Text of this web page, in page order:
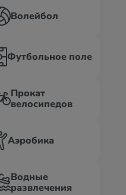
Волейбол
Футбольное поле
Прокат
велосипедов
Аэробика
Водные
развлечения